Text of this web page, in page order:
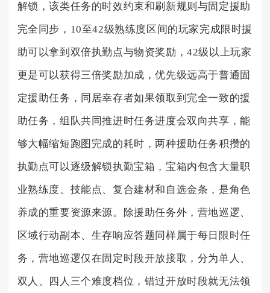
解锁，该类任务的时效约束和刷新规则与固定援助
完全同步，10至42级熟练度区间的玩家完成限时援
助可以拿到双倍执勤点与物资奖励，42级以上玩家
更是可以获得三倍奖励加成，优先级远高于普通固
定援助任务，同居幸存者如果领取到完全一致的援
助任务，组队共同推进时任务进度会双向共享，能
够大幅缩短跑图完成的耗时，两种援助任务积攒的
执勤点可以逐级解锁执勤宝箱，宝箱内包含大量职
业熟练度、技能点、复合建材和自选金条，是角色
养成的重要资源来源。除援助任务外，营地巡逻、
区域行动副本、生存响应答题同样属于每日限时任
务，营地巡逻仅在固定时段开放接取，分为单人、
双人、四人三个难度档位，错过开放时段就无法领